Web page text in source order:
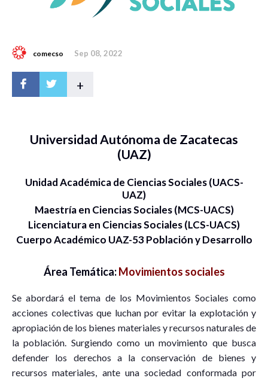
comecso Sep 08, 2022
+
Universidad Autónoma de Zacatecas
(UAZ)
Unidad Académica de Ciencias Sociales (UACS-
UAZ)
Maestría en Ciencias Sociales (MCS-UACS)
Licenciatura en Ciencias Sociales (LCS-UACS)
Cuerpo Académico UAZ-53 Población y Desarrollo
Área Temática:Movimientos sociales
Se abordará el tema de los Movimientos Sociales como
acciones colectivas que luchan por evitar la explotación y
apropiación de los bienes materiales y recursos naturales de
la población. Surgiendo como un movimiento que busca
defender los derechos a la conservación de bienes y
recursos materiales, ante una sociedad conformada por